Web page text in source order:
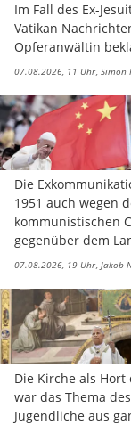
Im Fall des Ex-
Vatikan
Opferanwältin
07.08.2026, 11 Uhr Simon
Die
1951 auch wegen
kommunistischen
gegenüber dem
07.08.2026, 19 Uhr Jakob
Die Kirche als
war das Thema
Jugendliche aus